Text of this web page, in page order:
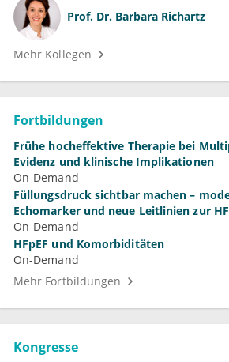
Prof. Dr. Barbara Richartz
Mehr Kollegen
Fortbildungen
Frühe hocheffektive Therapie bei
Evidenz und klinische Implikationen
On-Demand
Füllungsdruck sichtbar machen –
Echomarker und neue Leitlinien zur
On-Demand
HFpEF und Komorbiditäten
On-Demand
Mehr Fortbildungen
Kongresse